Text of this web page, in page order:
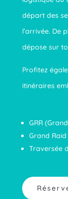
départ des
l’arrivée. De
dépose sur
Profitez
itinéraires
GRR
Grand Raid
Traversée